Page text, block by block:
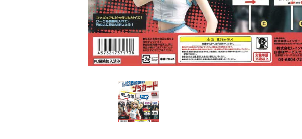
よくあるご質問
ご利用ガイド
06-6282-7659